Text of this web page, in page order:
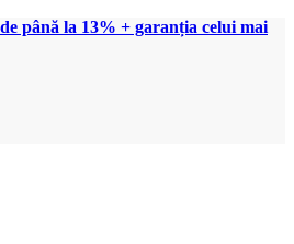
până la 13% + garanția celui mai